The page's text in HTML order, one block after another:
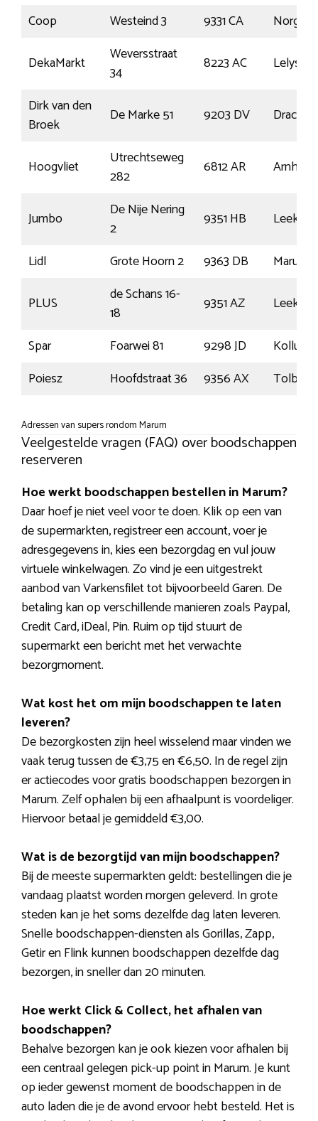
Coop
Westeind 3 9331 CA
Norg
DekaMarkt
Weversstraat
34
8223 AC
Lelystad
Dirk van den
Broek
De Marke 51 9203 DV
Hoogvliet
Utrechtseweg
282
6812 AR Arnhem
Jumbo
De Nije Nering
2
9351 HB
Leek
Lidl
Grote Hoorn 2 9363 DB
Marum
PLUS
de Schans 16-
18
9351 AZ
Leek
Spar
Foarwei 81 9298 JD
Poiesz
Hoofdstraat 36 9356 AX Tolbert
Adressen van supers rondom Marum
Veelgestelde vragen (FAQ) over boodschappen
reserveren
Hoe werkt boodschappen bestellen in Marum?
Daar hoef je niet veel voor te doen. Klik op een van
de supermarkten, registreer een account, voer je
adresgegevens in, kies een bezorgdag en vul jouw
virtuele winkelwagen. Zo vind je een uitgestrekt
aanbod van Varkensfilet tot bijvoorbeeld Garen. De
betaling kan op verschillende manieren zoals Paypal,
Credit Card, iDeal, Pin. Ruim op tijd stuurt de
supermarkt een bericht met het verwachte
bezorgmoment.
Wat kost het om mijn boodschappen te laten
leveren?
De bezorgkosten zijn heel wisselend maar vinden we
vaak terug tussen de €3,75 en €6,50. In de regel zijn
er actiecodes voor gratis boodschappen bezorgen in
Marum. Zelf ophalen bij een afhaalpunt is voordeliger.
Hiervoor betaal je gemiddeld €3,00.
Wat is de bezorgtijd van mijn boodschappen?
Bij de meeste supermarkten geldt: bestellingen die je
vandaag plaatst worden morgen geleverd. In grote
steden kan je het soms dezelfde dag laten leveren.
Snelle boodschappen-diensten als Gorillas, Zapp,
Getir en Flink kunnen boodschappen dezelfde dag
bezorgen, in sneller dan 20 minuten.
Hoe werkt Click & Collect, het afhalen van
boodschappen?
Behalve bezorgen kan je ook kiezen voor afhalen bij
een centraal gelegen pick-up point in Marum. Je kunt
op ieder gewenst moment de boodschappen in de
auto laden die je de avond ervoor hebt besteld. Het is